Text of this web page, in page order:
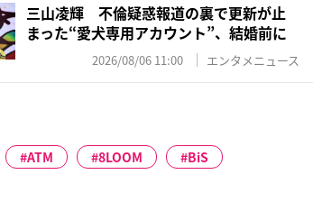
三山凌輝 不倫疑惑報道の裏で更新が止
まった“愛犬専用アカウント”、結婚前に
2026/08/06 11:00 エンタメニュース
ATM 8LOOM
BiS